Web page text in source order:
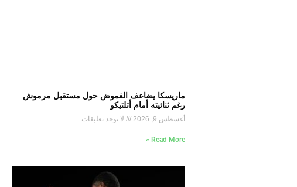
ماريسكا يضاعف الغموض حول مستقبل مرموش
رغم ثنائيته أمام أتلتيكو
أغسطس 9, 2026 لا توجد تعليقات
Read More »